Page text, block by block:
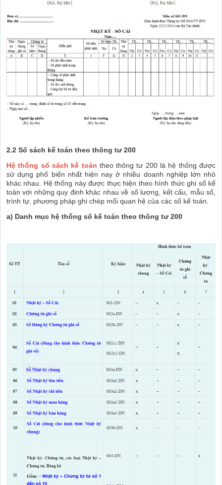
2.2 Sổ sách kế toán theo thông tư 200
Hệ thống sổ sách kế toán theo thông tư 200 là hệ thống được
sử dụng phổ biến nhất hiện nay ở nhiều doanh nghiệp lớn nhỏ
khác nhau. Hệ thống này được thực hiện theo hình thức ghi sổ kế
toán với những quy định khác nhau về số lượng, kết cấu, mẫu số,
trình tự, phương pháp ghi chép mối quan hệ của các sổ kế toán.
a) Danh mục hệ thống sổ kế toán theo thông tư 200